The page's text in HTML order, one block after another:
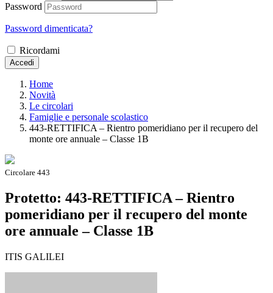
Password
Password dimenticata?
Ricordami
Accedi
Home
Novità
Le circolari
Famiglie e personale scolastico
443-RETTIFICA – Rientro pomeridiano per il recupero del
monte ore annuale – Classe 1B
Circolare 443
Protetto: 443-RETTIFICA – Rientro
pomeridiano per il recupero del monte
ore annuale – Classe 1B
ITIS GALILEI